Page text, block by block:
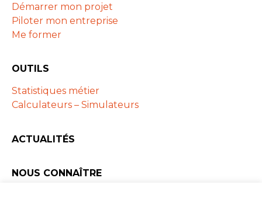
Démarrer mon projet
Piloter mon entreprise
Me former
OUTILS
Statistiques métier
Calculateurs – Simulateurs
ACTUALITÉS
NOUS CONNAÎTRE